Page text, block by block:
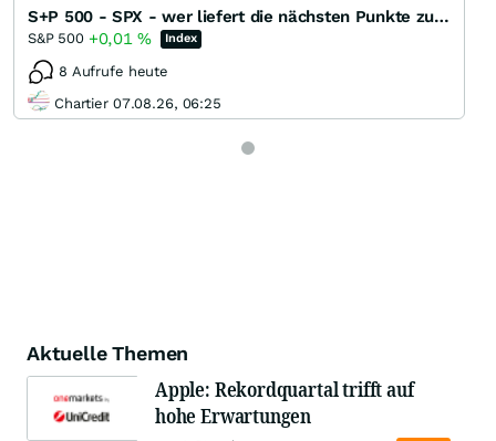
S+P 500 - SPX - wer liefert die nächsten Punkte zum ATH ?
S&P 500 +0,01% Index
8 Aufrufe heute
Chartier 07.08.26, 06:25
Aktuelle Themen
Apple: Rekordquartal trifft auf
hohe Erwartungen